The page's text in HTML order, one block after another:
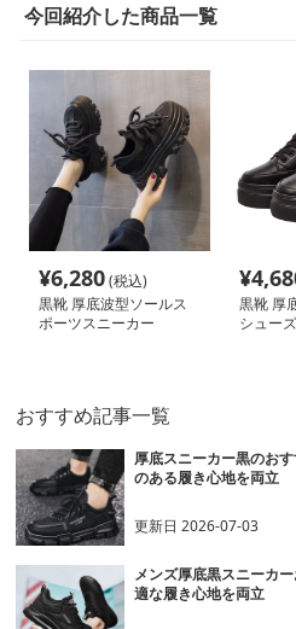
今回紹介した商品一覧
¥6,280(税込)
黒靴 厚底波型ソールス
ポーツスニーカー
¥
黒靴 厚
シューズ
おすすめ記事一覧
厚底スニーカー黒のお
のある履き心地を両立
更新日2026-07-03
メンズ厚底黒スニーカ
適な履き心地を両立